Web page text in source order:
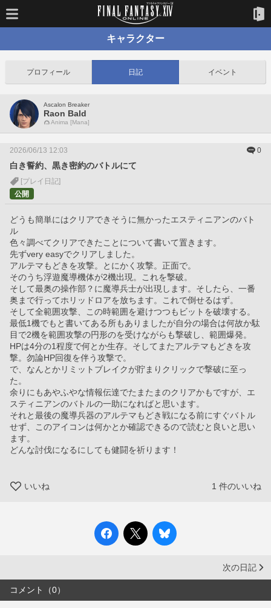
キャラクター
プロフィール 日記 イベント
Ascalon Breaker
Raon Bald
Anima [Mana]
2026/06/13 12:03 0
白き誓約、黒き密約のバトルにて
[プレイ日記]
公開
どうも簡単にはクリアできそうに無かったエスティニアンのバト
ル
色々調べてクリアできたことについて書いて置きます。
先ずvery easyでクリアしました。
アルテマもどきを攻撃。とにかく攻撃。正面で。
そのうち浮遊魔導機体が2機出現。これを撃破。
そして最奥の操作部？に魔導兵士が出現します。そしたら、一番
奥まで行ってホリッドロアを放ちます。これで倒せるはず。
そして全範囲攻撃、この時範囲を避けつつもビットを破壊する。
最低1機でもと書いてある所もありましたが自分の場合は何故か駄
目で2機を範囲攻撃の円形のを受けながらも撃破し、範囲爆発。
HPは4分の1程度で何とか生存。そしてまたアルテマもどきを攻
撃。勿論HP回復を伴う攻撃で。
で、なんとかリミットブレイクが貯まりクリックで撃破に至っ
た。
余りにもあやふやな情報伝達でたまたまのクリアかもですが、エ
スティニアンのバトルの一助になればと思います。
それと最後の魔導兵器のアルテマもどき戦になる前にすぐバトル
せず、このアイコンは何かとか確認できるので読むと良いと思い
ます。
どんな討伐になるにしても健闘を祈ります！
いいね 1 件のいいね
次の日記
コメント（0）